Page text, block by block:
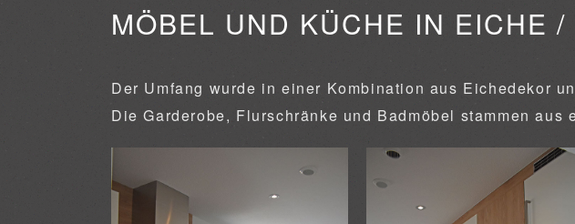
MÖBEL UND KÜCHE IN EICHE /
Der Umfang wurde in einer Kombination aus Eichedekor
Die Garderobe, Flurschränke und Badmöbel stammen aus